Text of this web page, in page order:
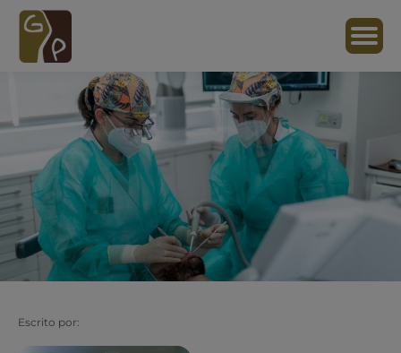
Escrito por: